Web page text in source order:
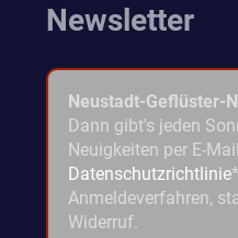
Newsletter
Neustadt-Geflüster-
Dann gibt's jeden
Neuigkeiten per E-
Datenschutzrichtlinie
Anmeldeverfahren,
Widerruf.